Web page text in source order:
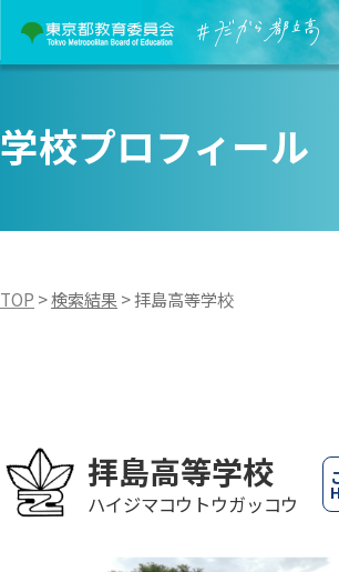
学校プロフィール
TOP >検索結果 >拝島高等学校
拝島高等学校
ハイジマコウトウガッコウ